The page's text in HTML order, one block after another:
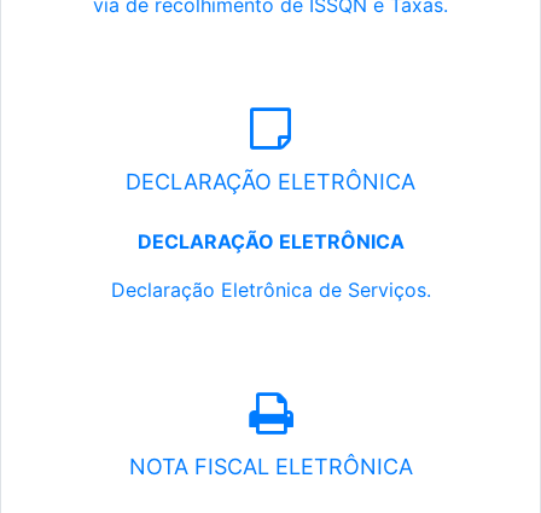
via de recolhimento de ISSQN e Taxas.
DECLARAÇÃO ELETRÔNICA
DECLARAÇÃO ELETRÔNICA
Declaração Eletrônica de Serviços.
NOTA FISCAL ELETRÔNICA